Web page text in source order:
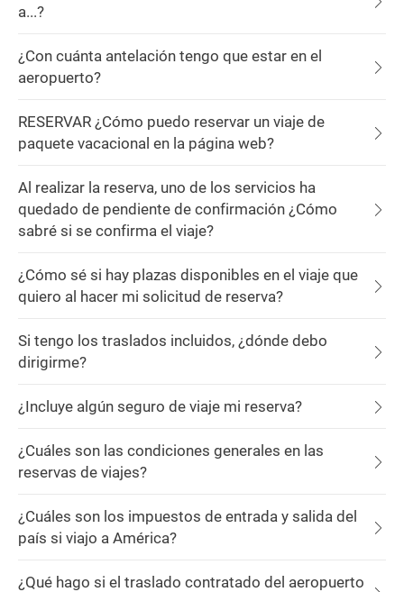
a...?
¿Con cuánta antelación tengo que estar en el
aeropuerto?
RESERVAR ¿Cómo puedo reservar un viaje de
paquete vacacional en la página web?
Al realizar la reserva, uno de los servicios ha
quedado de pendiente de confirmación ¿Cómo
sabré si se confirma el viaje?
¿Cómo sé si hay plazas disponibles en el viaje que
quiero al hacer mi solicitud de reserva?
Si tengo los traslados incluidos, ¿dónde debo
dirigirme?
¿Incluye algún seguro de viaje mi reserva?
¿Cuáles son las condiciones generales en las
reservas de viajes?
¿Cuáles son los impuestos de entrada y salida del
país si viajo a América?
¿Qué hago si el traslado contratado del aeropuerto